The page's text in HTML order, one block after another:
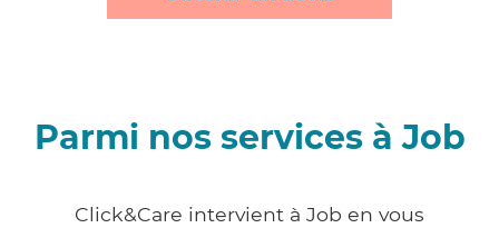
Parmi nos services à Job
Click&Care intervient à Job en vous